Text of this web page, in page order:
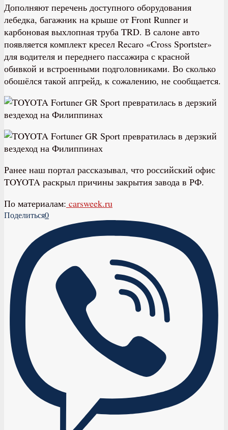
Дополняют перечень доступного оборудования
лебедка, багажник на крыше от Front Runner и
карбоновая выхлопная труба TRD. В салоне авто
появляется комплект кресел Recaro «Cross Sportster»
для водителя и переднего пассажира с красной
обивкой и встроенными подголовниками. Во сколько
обошёлся такой апгрейд, к сожалению, не сообщается.
Ранее наш портал рассказывал, что российский офис
TOYOTA раскрыл причины закрытия завода в РФ.
По материалам: carsweek.ru
Поделиться0